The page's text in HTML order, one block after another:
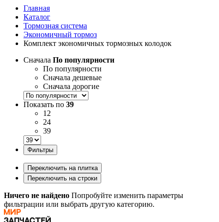
Главная
Каталог
Тормозная система
Экономичный тормоз
Комплект экономичных тормозных колодок
Сначала По популярности
По популярности
Сначала дешевые
Сначала дорогие
Показать по 39
12
24
39
Фильтры
Переключить на плитка
Переключить на строки
Ничего не найдено Попробуйте изменить параметры
фильтрации или выбрать другую категорию.